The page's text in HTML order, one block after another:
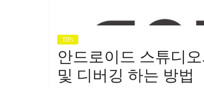
TIPs
안드로이드 스튜디
및 디버깅 하는 방법